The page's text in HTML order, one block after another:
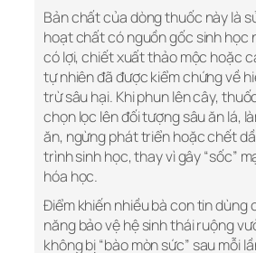
Bản chất của dòng thuốc này là
hoạt chất có nguồn gốc sinh học
có lợi, chiết xuất thảo mộc hoặc
tự nhiên đã được kiểm chứng về
trừ sâu hại. Khi phun lên cây,
chọn lọc lên đối tượng sâu ăn lá,
ăn, ngừng phát triển hoặc chết
trình sinh học, thay vì gây “sốc”
hóa học.
Điểm khiến nhiều bà con tin dùng
năng bảo vệ hệ sinh thái ruộng
không bị “bào mòn sức” sau mỗi